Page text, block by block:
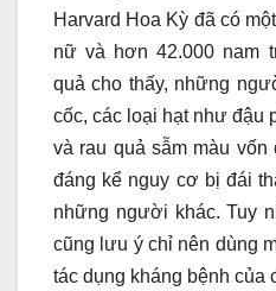
Harvard Hoa Kỳ đã có
nữ và hơn 42.000 nam
quả cho thấy, những
cốc, các loại hạt như đậu
và rau quả sẫm màu
đáng kể nguy cơ bị đái
những người khác. Tuy
cũng lưu ý chỉ nên dùng
tác dụng kháng bệnh của